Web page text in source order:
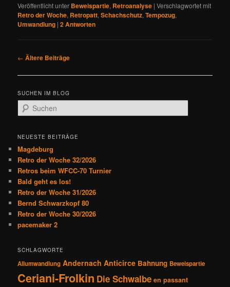
Veröffentlicht unter Beweispartie, Retroanalyse |Verschlagwortet mit
Retro der Woche, Retropatt,Schachschutz,Tempozug,
Umwandlung |2Antworten
B
i
t
r
a
v
i
g
a
t
i
o
← Ältere Beiträge
SUCHEN IM BLOG
u
h
n
NEUESTE BEITRÄGE
Magdeburg
Retro der Woche 32/2026
Retros beim WFCC-70 Turnier
Bald geht es los!
Retro der Woche 31/2026
Bernd Schwarzkopf 80
Retro der Woche 30/2026
pacemaker 2
SCHLAGWORTE
Allumwandlung Andernach Anticirce Bahnung Beweispartie
Ceriani-Frolkin Die Schwalbe en passant